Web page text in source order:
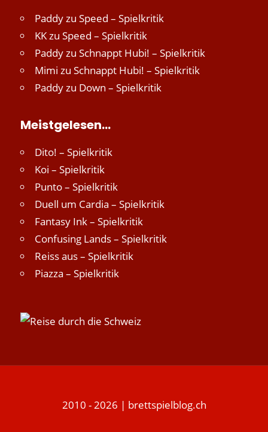
Paddy zu Speed – Spielkritik
KK zu Speed – Spielkritik
Paddy zu Schnappt Hubi! – Spielkritik
Mimi zu Schnappt Hubi! – Spielkritik
Paddy zu Down – Spielkritik
Meistgelesen…
Dito! – Spielkritik
Koi – Spielkritik
Punto – Spielkritik
Duell um Cardia – Spielkritik
Fantasy Ink – Spielkritik
Confusing Lands – Spielkritik
Reiss aus – Spielkritik
Piazza – Spielkritik
2010 - 2026 | brettspielblog.ch